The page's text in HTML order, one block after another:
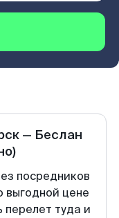
— Беслан
посредников
выгодной цене
туда и